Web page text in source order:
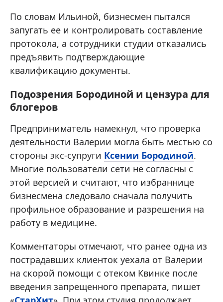
По словам Ильиной, бизнесмен пытался
запугать ее и контролировать составление
протокола, а сотрудники студии отказались
предъявить подтверждающие
квалификацию документы.
Подозрения Бородиной и цензура для
блогеров
Предприниматель намекнул, что проверка
деятельности Валерии могла быть местью со
стороны экс-супруги Ксении Бородиной.
Многие пользователи сети не согласны с
этой версией и считают, что избраннице
бизнесмена следовало сначала получить
профильное образование и разрешения на
работу в медицине.
Комментаторы отмечают, что ранее одна из
пострадавших клиенток уехала от Валерии
на скорой помощи с отеком Квинке после
введения запрещенного препарата, пишет